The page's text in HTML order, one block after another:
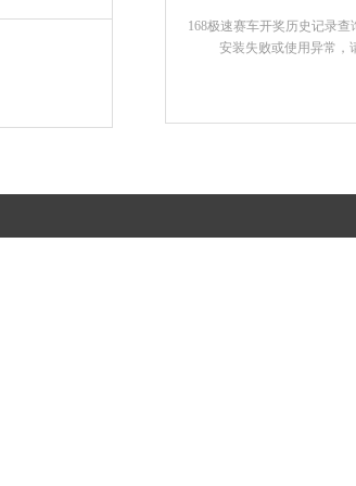
168极速赛车开奖历史记录查
安装失败或使用异常，